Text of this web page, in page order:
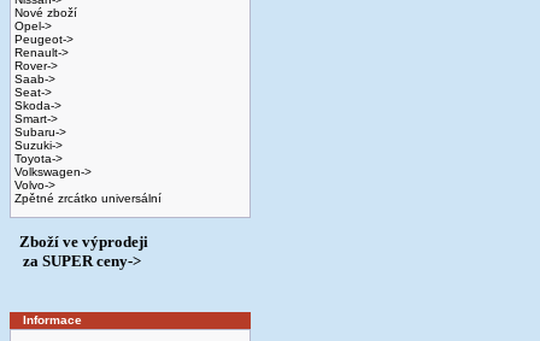
Nové zboží
Opel->
Peugeot->
Renault->
Rover->
Saab->
Seat->
Skoda->
Smart->
Subaru->
Suzuki->
Toyota->
Volkswagen->
Volvo->
Zpětné zrcátko universální
Zboží ve výprodeji
­ za SUPER ceny->
Informace